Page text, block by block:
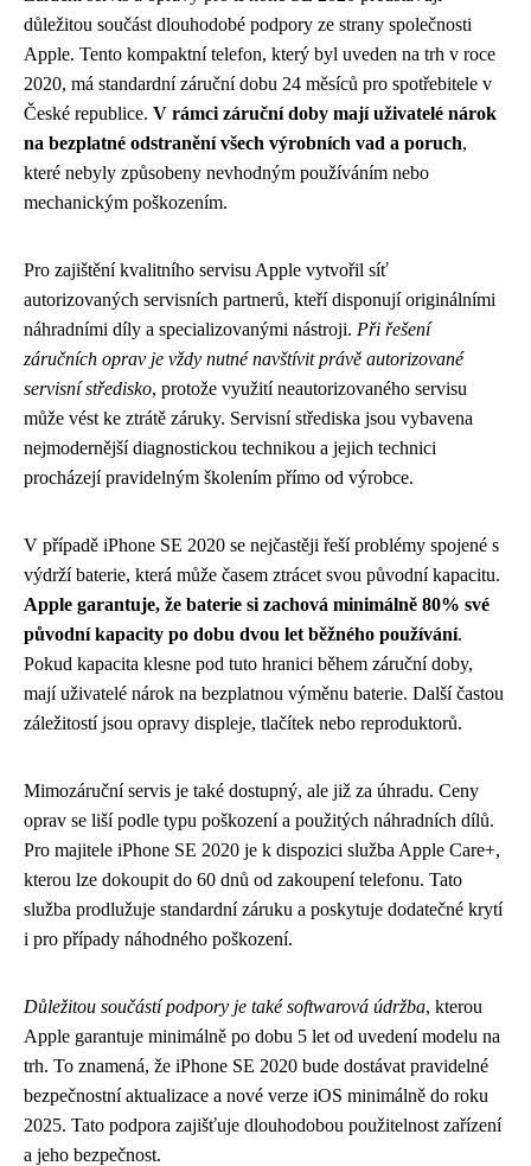
důležitou součást dlouhodobé podpory ze strany společnosti
Apple. Tento kompaktní telefon, který byl uveden na trh v roce
2020, má standardní záruční dobu 24 měsíců pro spotřebitele v
České republice. V rámci záruční doby mají uživatelé nárok
na bezplatné odstranění všech výrobních vad a poruch,
které nebyly způsobeny nevhodným používáním nebo
mechanickým poškozením.
Pro zajištění kvalitního servisu Apple vytvořil síť
autorizovaných servisních partnerů, kteří disponují originálními
náhradními díly a specializovanými nástroji. Při řešení
záručních oprav je vždy nutné navštívit právě autorizované
servisní středisko, protože využití neautorizovaného servisu
může vést ke ztrátě záruky. Servisní střediska jsou vybavena
nejmodernější diagnostickou technikou a jejich technici
procházejí pravidelným školením přímo od výrobce.
V případě iPhone SE 2020 se nejčastěji řeší problémy spojené s
výdrží baterie, která může časem ztrácet svou původní kapacitu.
Apple garantuje, že baterie si zachová minimálně 80% své
původní kapacity po dobu dvou let běžného používání.
Pokud kapacita klesne pod tuto hranici během záruční doby,
mají uživatelé nárok na bezplatnou výměnu baterie. Další častou
záležitostí jsou opravy displeje, tlačítek nebo reproduktorů.
Mimozáruční servis je také dostupný, ale již za úhradu. Ceny
oprav se liší podle typu poškození a použitých náhradních dílů.
Pro majitele iPhone SE 2020 je k dispozici služba Apple Care+,
kterou lze dokoupit do 60 dnů od zakoupení telefonu. Tato
služba prodlužuje standardní záruku a poskytuje dodatečné krytí
i pro případy náhodného poškození.
Důležitou součástí podpory je také softwarová údržba, kterou
Apple garantuje minimálně po dobu 5 let od uvedení modelu na
trh. To znamená, že iPhone SE 2020 bude dostávat pravidelné
bezpečnostní aktualizace a nové verze iOS minimálně do roku
2025. Tato podpora zajišťuje dlouhodobou použitelnost zařízení
a jeho bezpečnost.